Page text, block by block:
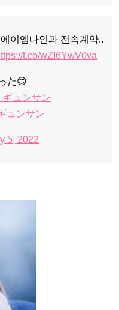
이엠나인과 전속계약..
t.co/wZI6YwV0va
た😊
ギュンサン
ュンサン
5, 2022